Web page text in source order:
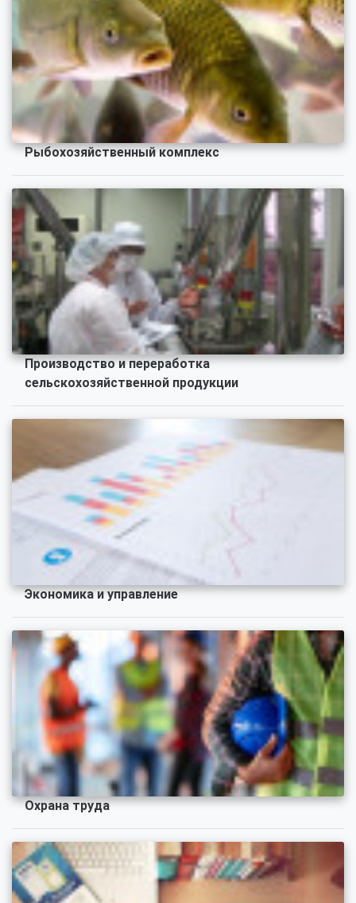
Рыбохозяйственный комплекс
Производство и переработка
сельскохозяйственной продукции
Экономика и управление
Охрана труда